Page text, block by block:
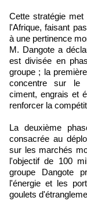
Cette stratégie
l'Afrique, faisant
à une pertinence
M. Dangote a
est divisée en
groupe ; la
concentre sur le
ciment, engrais et
renforcer la
La deuxième
consacrée au
sur les marchés
l'objectif de 100
groupe Dangote
l'énergie et les
goulets